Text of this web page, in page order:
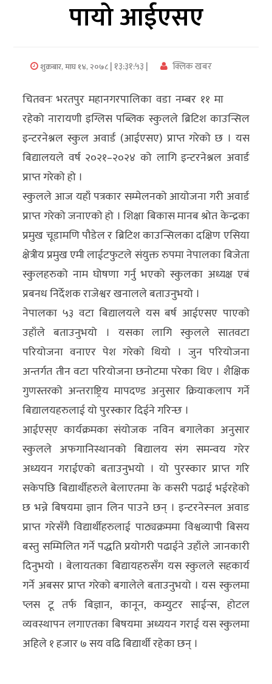
मनाेरञ्जन
विज्ञान
प्रविधि
अन्तरर्वार्ता
विचार/
ब्लग
खेलकुद
रोचक
अन्य
क्लिक
खबर
विशेष
राशिफल
फोटो
ग्यालरी
भिडियो
पायो आईएसए
शुक्रबार, माघ १४, २०७८| १३:३१:५३ | क्लिक खबर
चितवनः भरतपुर महानगरपालिका वडा नम्बर ११ मा
रहेको नारायणी इग्लिस पब्लिक स्कुलले ब्रिटिश काउन्सिल
इन्टरनेश्नल स्कुल अवार्ड (आईएसए) प्राप्त गरेको छ । यस
बिद्यालयले वर्ष २०२१–२०२४ को लागि इन्टरनेश्नल अवार्ड
प्राप्त गरेको हो ।
स्कुलले आज यहाँ पत्रकार सम्मेलनको आयोजना गरी अवार्ड
प्राप्त गरेको जनाएको हो । शिक्षा बिकास मानब श्रोत केन्द्रका
प्रमुख चूडामणि पौडेल र ब्रिटिश काउन्सिलका दक्षिण एसिया
क्षेत्रीय प्रमुख एमी लाईटफुटले संयुक्त रुपमा नेपालका बिजेता
स्कुलहरुको नाम घोषणा गर्नु भएको स्कुलका अध्यक्ष एबं
प्रबनध निर्देशक राजेश्वर खनालले बताउनुभयो ।
नेपालका ५३ वटा बिद्यालयले यस बर्ष आईएसए पाएको
उहाँले बताउनुभयो । यसका लागि स्कुलले सातवटा
परियोजना वनाएर पेश गरेको थियो । जुन परियोजना
अन्तर्गत तीन वटा परियोजना छनोटमा परेका थिए । शैक्षिक
गुणस्तरको अन्तराष्ट्रिय मापदण्ड अनुसार क्रियाकलाप गर्ने
बिद्यालयहरुलाई यो पुरस्कार दिईने गरिन्छ ।
आईएस्ए कार्यक्रमका संयोजक नविन बगालेका अनुसार
स्कुलले अफगानिस्थानको बिद्यालय संग समन्वय गरेर
अध्ययन गराईएको बताउनुभयो । यो पुरस्कार प्राप्त गरि
सकेपछि बिद्यार्थीहरुले बेलाएतमा के कसरी पढाई भईरहेको
छ भन्ने बिषयमा ज्ञान लिन पाउने छन् । इन्टरनेस्नल अवाड
प्राप्त गरेसँगै विद्यार्थीहरुलाई पाठ्यक्रममा विश्वव्यापी बिसय
बस्तु सम्मिलित गर्ने पद्धति प्रयोगरी पढाईने उहाँले जानकारी
दिनुभयो । बेलायतका बिद्यायहरुसँग यस स्कुलले सहकार्य
गर्ने अबसर प्राप्त गरेको बगालेले बताउनुभयो । यस स्कुलमा
प्लस टू तर्फ बिज्ञान, कानून, कम्युटर साईन्स, होटल
व्यवस्थापन लगाएतका बिषयमा अध्ययन गराई यस स्कुलमा
अहिले १ हजार ७ सय वढि बिद्यार्थी रहेका छन् ।